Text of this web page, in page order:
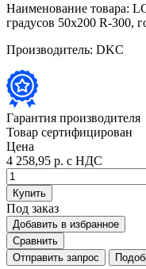
Наименование товара:
градусов 50х200 R-300,
Производитель: DKC
Гарантия производителя
Товар сертифицирован
Цена
4 258,95 р. с НДС
Купить
Под заказ
Добавить в избранное
Сравнить
Отправить запрос